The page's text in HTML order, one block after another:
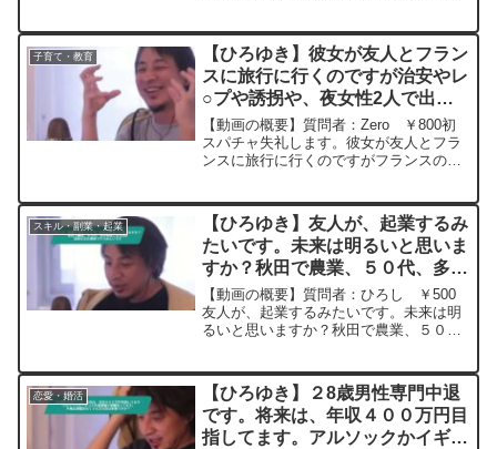
き方がわかりません。通っているのは生
物や化学などを中心に学...
子育て・教育
【ひろゆき】彼女が友人とフラン
スに旅行に行くのですが治安やレ
○プや誘拐や、夜女性2人で出歩
く危険性など、色々教えて欲しい
です。ー ひろゆき切り抜き
20240228
【動画の概要】質問者：Zero ￥800初
スパチャ失礼します。彼女が友人とフラ
ンスに旅行に行くのですがフランスの治
色々教えて欲しいです。自分が心配性な
こともあり変な心...
スキル・副業・起業
【ひろゆき】友人が、起業するみ
たいです。未来は明るいと思いま
すか？秋田で農業、５０代、多分
秋田こまちRの栽培を会社規模で
行うみたいですー ひろゆき切り
抜き 20240314
【動画の概要】質問者：ひろし ￥500
友人が、起業するみたいです。未来は明
るいと思いますか？秋田で農業、５０
功出来るか、予想とかアドバイス頂けれ
ば有り難いです。元動画：...
恋愛・婚活
【ひろゆき】２8歳男性専門中退
です。将来は、年収４００万円目
指してます。アルソックかイギリ